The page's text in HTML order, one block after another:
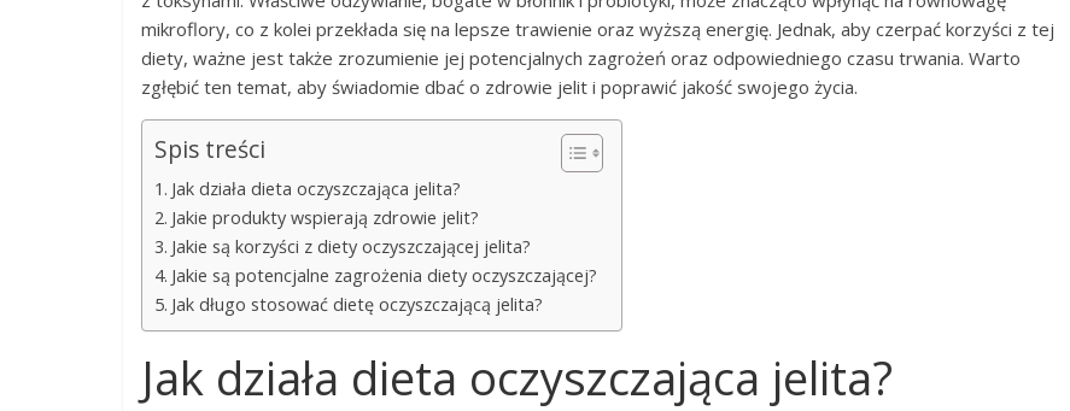
mikroflory, co z kolei przekłada się na lepsze trawienie oraz wyższą energię. Jednak, aby czerpać korzyści z tej
diety, ważne jest także zrozumienie jej potencjalnych zagrożeń oraz odpowiedniego czasu trwania. Warto
zgłębić ten temat, aby świadomie dbać o zdrowie jelit i poprawić jakość swojego życia.
Spis treści
Jak działa dieta oczyszczająca jelita?
Jakie produkty wspierają zdrowie jelit?
Jakie są korzyści z diety oczyszczającej jelita?
Jakie są potencjalne zagrożenia diety oczyszczającej?
Jak długo stosować dietę oczyszczającą jelita?
Jak działa dieta oczyszczająca jelita?